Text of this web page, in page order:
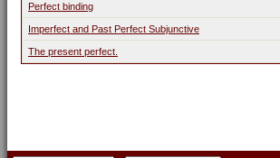
Perfect binding
Imperfect and Past Perfect Subjunctive
The present perfect.